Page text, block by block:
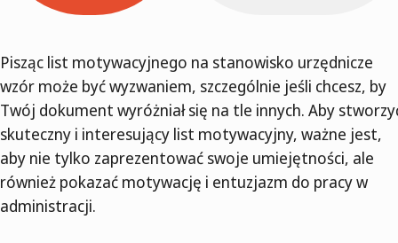
Pisząc list motywacyjnego na stanowisko urzędnicze
wzór może być wyzwaniem, szczególnie jeśli chcesz, by
Twój dokument wyróżniał się na tle innych. Aby
skuteczny i interesujący list motywacyjny, ważne jest,
aby nie tylko zaprezentować swoje umiejętności, ale
również pokazać motywację i entuzjazm do pracy w
administracji.